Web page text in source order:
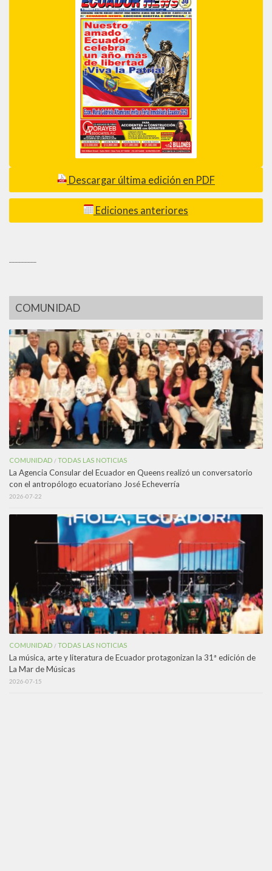
Descargar última edición en PDF
Ediciones anteriores
COMUNIDAD
COMUNIDAD /TODAS LAS NOTICIAS
La Agencia Consular del Ecuador en Queens realizó un conversatorio
con el antropólogo ecuatoriano José Echeverría
2026-07-22
COMUNIDAD /TODAS LAS NOTICIAS
La música, arte y literatura de Ecuador protagonizan la 31ª edición de
La Mar de Músicas
2026-07-15